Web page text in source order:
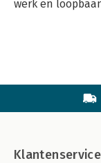
werk en
Klantenservice